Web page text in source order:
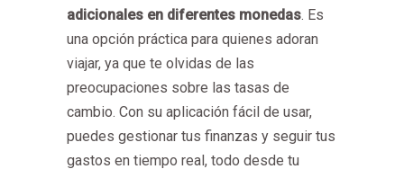
adicionales en diferentes monedas. Es
una opción práctica para quienes adoran
viajar, ya que te olvidas de las
preocupaciones sobre las tasas de
cambio. Con su aplicación fácil de usar,
puedes gestionar tus finanzas y seguir tus
gastos en tiempo real, todo desde tu